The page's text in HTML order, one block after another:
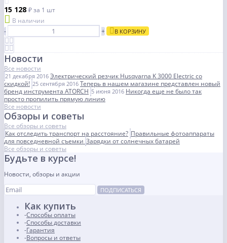
15 128 ₽за 1 шт
В наличии
-
+ В КОРЗИНУ
Новости
Все новости
21 декабря 2016 Электрический резчик Husqvarna K 3000 Electric со
скидкой! 25 сентября 2016 Теперь в нашем магазине представлен новый
бренд инструмента ATORCH 5 июня 2016 Никогда еще не было так
просто пропилить прямую линию
Все новости
Обзоры и советы
Все обзоры и советы
Как отследить транспорт на расстояние? Правильные фотоаппараты
для повседневной съемки Зарядки от солнечных батарей
Все обзоры и советы
Будьте в курсе!
Новости, обзоры и акции
ПОДПИСАТЬСЯ
Как купить
Способы оплаты
Способы доставки
Гарантия
Вопросы и ответы